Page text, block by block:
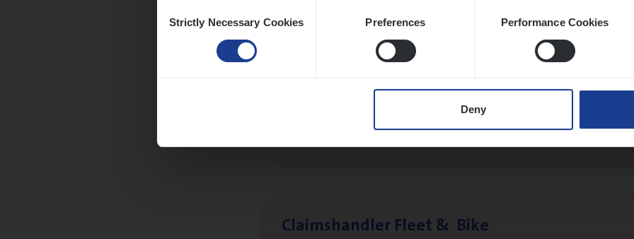
Selection
Strictly Necessary Cookies Preferences Performance Cookies
Deny
Scha­de Expert Fleet
Claims­hand­ler Fleet& Bike